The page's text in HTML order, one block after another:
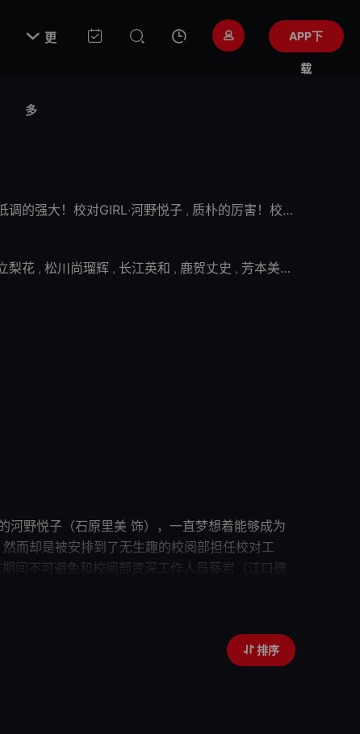
 更
多
APP下
载
调的强大！校对GIRL‧河野悦子 , 质朴的厉害！校对女孩‧河野悦子
梨花 , 松川尚瑠辉 , 长江英和 , 鹿贺丈史 , 芳本美代子
河野悦子（石原里美 饰），一直梦想着能够成为
而却是被安排到了无生趣的校阅部担任校对工
间不可避免和校阅部资深工作人员藤岩（江口德
排序